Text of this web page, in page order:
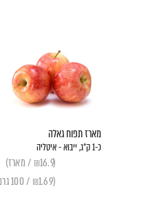
מארז תפוח גאלה
כ-1 ק"ג, ייבוא - איטליה
(₪16.9 / מארז)
(₪1.69 / 100 גרם)